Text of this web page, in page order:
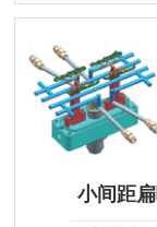
小间距